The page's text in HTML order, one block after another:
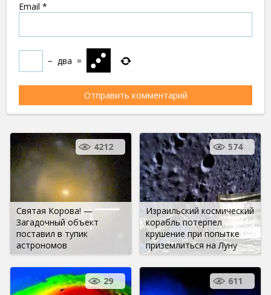
Email *
− два =
Святая Корова! —
Загадочный объект
поставил в тупик
астрономов
4212
Израильский космический
корабль потерпел
крушение при попытке
приземлиться на Луну
574
29 611